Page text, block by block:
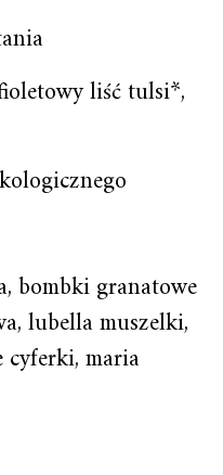
liść tulsi*,
bombki granatowe
lubella muszelki,
cyferki, maria